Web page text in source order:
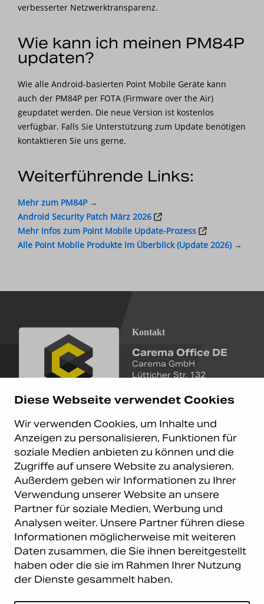
Diese Webseite verwendet Cookies
Wir verwenden Cookies, um Inhalte und
Anzeigen zu personalisieren, Funktionen für
soziale Medien anbieten zu können und die
Zugriffe auf unsere Website zu analysieren.
Außerdem geben wir Informationen zu Ihrer
Verwendung unserer Website an unsere
Partner für soziale Medien, Werbung und
Analysen weiter. Unsere Partner führen diese
Informationen möglicherweise mit weiteren
Daten zusammen, die Sie ihnen bereitgestellt
haben oder die sie im Rahmen Ihrer Nutzung
der Dienste gesammelt haben.
verbesserter Netzwerktransparenz.
Wie kann ich meinen PM84P
updaten?
Wie alle Android-basierten Point Mobile Geräte kann
auch der PM84P per FOTA (Firmware over the Air)
geupdatet werden. Die neue Version ist kostenlos
verfügbar. Falls Sie Unterstützung zum Update benötigen
kontaktieren Sie uns gerne.
Weiterführende Links:
Mehr zum PM84P→
Android Security Patch März 2026
Mehr Infos zum Point Mobile Update-Prozess
Alle Point Mobile Produkte im Überblick (Update 2026) →
Kontakt
Carema Office DE
Carema GmbH
Lütticher Str. 132
+49 (0)211 9367 8390
info@carema.de
© Copyright 2026 Carema
GmbH. Alle Rechte vorbehalten.
Datenschutz|Impressum
Carema Warehouse
Carema Hardware BV
Bohemenstraat 9
8028 SB Zwolle
Niederlande
Kundendienst
Serviceabteilung
Newsletter abonnieren